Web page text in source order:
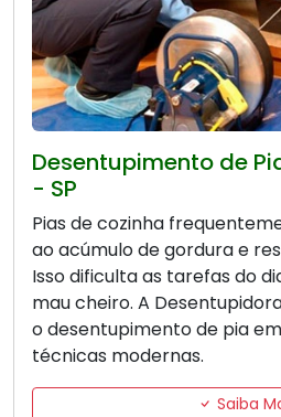
Desentupimento de
- SP
Pias de cozinha
ao acúmulo de gordura e
Isso dificulta as tarefas do
mau cheiro. A
o desentupimento de pia
técnicas modernas.
Saiba